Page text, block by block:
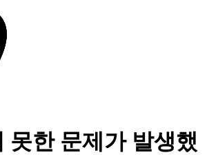
못한 문제가 발생했